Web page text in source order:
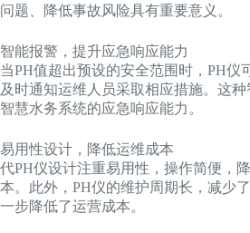
问题、降低事故风险具有重要意义。
智能报警，提升应急响应能力
当PH值超出预设的安全范围时，PH仪
及时通知运维人员采取相应措施。这
智慧水务系统的应急响应能力。
易用性设计，降低运维成本
代PH仪设计注重易用性，操作简便，
本。此外，PH仪的维护周期长，减少
一步降低了运营成本。